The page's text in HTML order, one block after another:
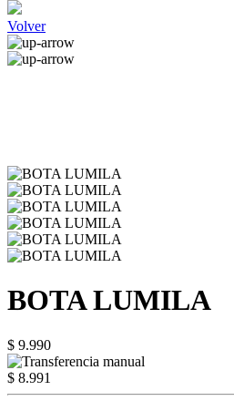
Volver
BOTA LUMILA
$ 9.990
$ 8.991